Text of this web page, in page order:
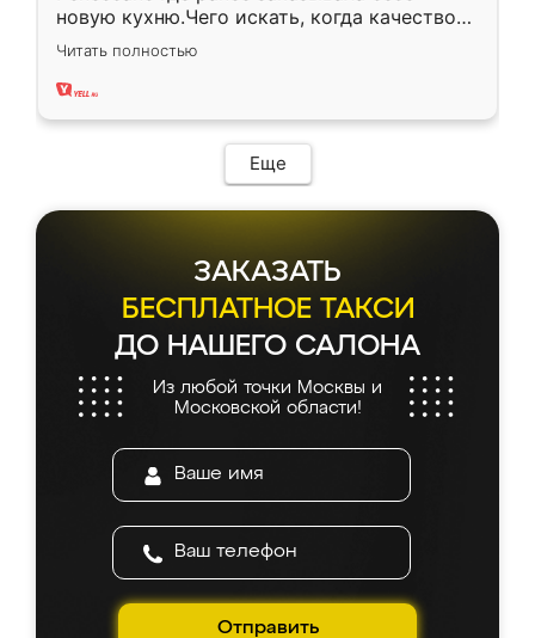
новую кухню.Чего искать, когда качеством
вполне довольна. Служит кухня уже почти
два года, нареканий нет.
Читать полностью
Еще
ЗАКАЗАТЬ
БЕСПЛАТНОЕ ТАКСИ
ДО НАШЕГО САЛОНА
Из любой точки Москвы и
Московской области!
Отправить